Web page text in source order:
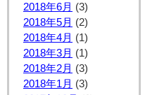
2018年6月 (3)
2018年5月 (2)
2018年4月 (1)
2018年3月 (1)
2018年2月 (3)
2018年1月 (3)